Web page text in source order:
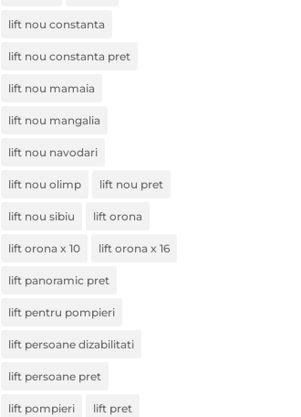
lift nou constanta
lift nou constanta pret
lift nou mamaia
lift nou mangalia
lift nou navodari
lift nou olimp lift nou pret
lift nou sibiu lift orona
lift orona x 10 lift orona x 16
lift panoramic pret
lift pentru pompieri
lift persoane dizabilitati
lift persoane pret
lift pompieri lift pret